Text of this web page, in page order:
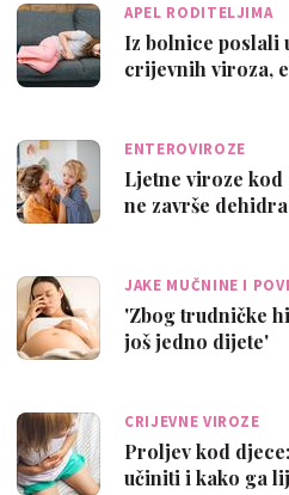
APEL RODITELJIMA
Iz bolnice poslali
crijevnih viroza,
ENTEROVIROZE
Ljetne viroze
ne završe
JAKE MUČNINE I
'Zbog trudničke
još jedno dijete'
CRIJEVNE VIROZE
Proljev kod
učiniti i kako ga